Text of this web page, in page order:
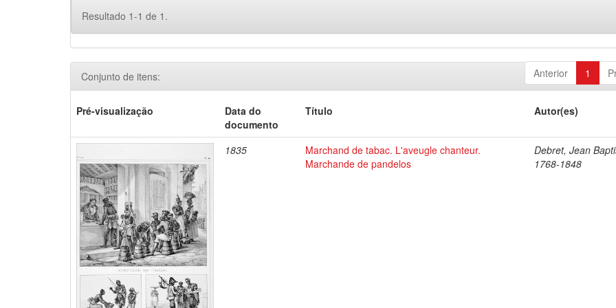
Resultado 1-1 de 1.
Anterior 1
Conjunto de itens:
Pré-visualização
Data do
documento
Título Autor(es)
1835
Marchand de tabac. L'aveugle chanteur.
Marchande de pandelos
Debret, Jean
1768-1848